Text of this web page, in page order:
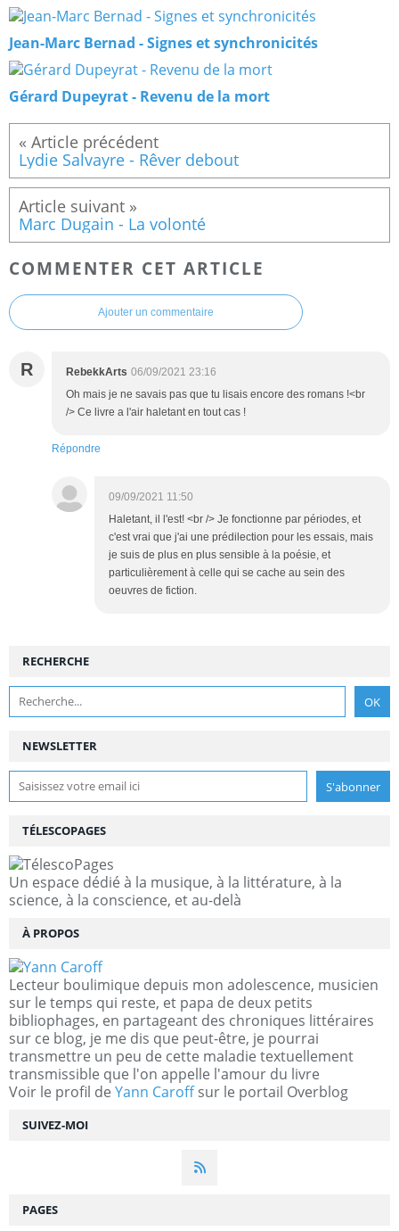
Jean-Marc Bernad - Signes et synchronicités
Gérard Dupeyrat - Revenu de la mort
Lydie Salvayre - Rêver debout
Marc Dugain - La volonté
COMMENTER CET ARTICLE
Ajouter un commentaire
R RebekkArts 06/09/2021 23:16
Oh mais je ne savais pas que tu lisais encore des romans !<br
/> Ce livre a l'air haletant en tout cas !
Répondre
09/09/2021 11:50
Haletant, il l'est! <br /> Je fonctionne par périodes, et
c'est vrai que j'ai une prédilection pour les essais, mais
je suis de plus en plus sensible à la poésie, et
particulièrement à celle qui se cache au sein des
oeuvres de fiction.
NEWSLETTER
SUIVEZ-MOI
RECHERCHE
TÉLESCOPAGES
Un espace dédié à la musique, à la littérature, à la
science, à la conscience, et au-delà
À PROPOS
Lecteur boulimique depuis mon adolescence, musicien
sur le temps qui reste, et papa de deux petits
bibliophages, en partageant des chroniques littéraires
sur ce blog, je me dis que peut-être, je pourrai
transmettre un peu de cette maladie textuellement
transmissible que l'on appelle l'amour du livre
Voir le profil de Yann Caroffsur le portail Overblog
PAGES